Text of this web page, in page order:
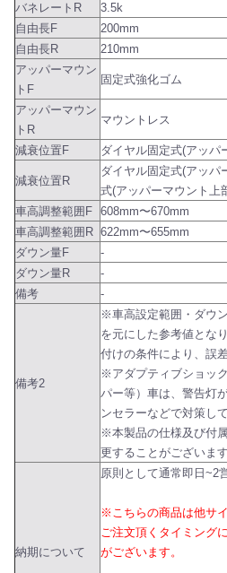
バネレートR
3.5k
自由長F
200mm
自由長R
210mm
アッパーマウン
トF
固定式強化ゴム
アッパーマウン
トR
マウントレス
減衰位置F ダイヤル固定式(アッパ
減衰位置R
ダイヤル固定式(アッパ
式(アッパーマウント上
車高調整範囲F 608mm〜670mm
車高調整範囲R 622mm〜655mm
ダウン量F
-
ダウン量R
-
備考
-
備考2
※車高設定範囲・ダウ
を元にした参考値とな
付けの条件により、誤
※アダプティブショッ
パー等）車は、警告灯
ンセラーなどで対策し
※本製品の仕様及び付
更することがございます
納期について
原則として通常即日~2
※こちらの商品は他サ
ご注文頂くタイミング
がございます。